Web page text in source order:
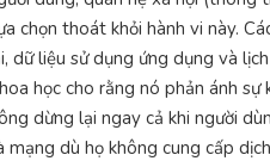
chọn thoát khỏi hành vi này.
dữ liệu sử dụng ứng dụng và
học cho rằng nó phản ánh
dừng lại ngay cả khi người
dù họ không cung cấp